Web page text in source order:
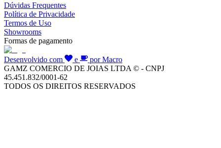
Dúvidas Frequentes
Política de Privacidade
Termos de Uso
Showrooms
Formas de pagamento
Desenvolvido com e
por Macro
GAMZ COMERCIO DE JOIAS LTDA © - CNPJ
45.451.832/0001-62
TODOS OS DIREITOS RESERVADOS